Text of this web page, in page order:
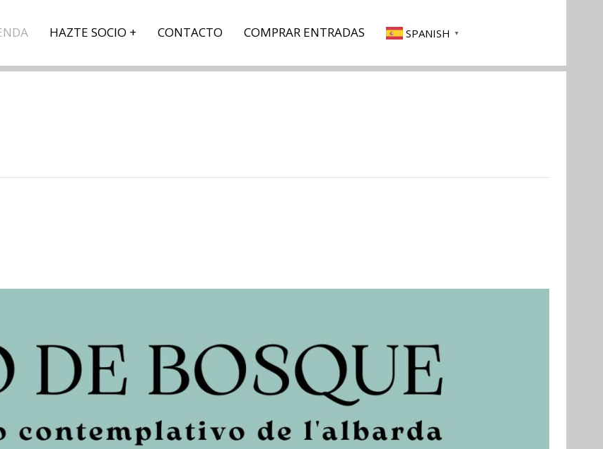
HAZTE SOCIO CONTACTO COMPRAR ENTRADAS SPANISH ▼